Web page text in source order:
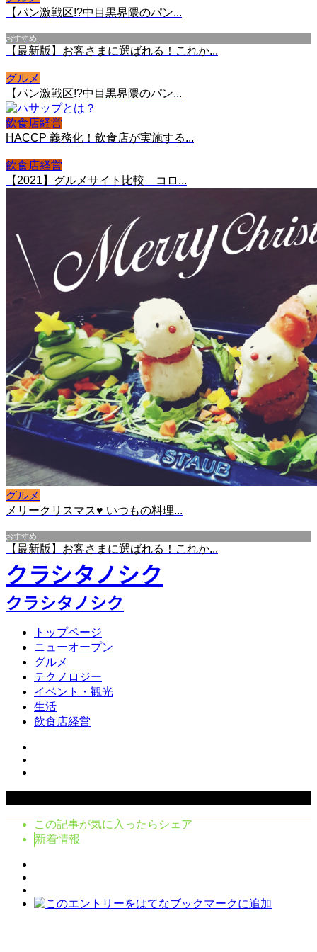
【パン激戦区!?中目黒界隈のパン...
おすすめ
【最新版】お客さまに選ばれる！これか...
グルメ
【パン激戦区!?中目黒界隈のパン...
飲食店経営
HACCP 義務化！飲食店が実施する...
飲食店経営
【2021】グルメサイト比較 コロ...
グルメ
メリークリスマス♥ いつもの料理...
おすすめ
【最新版】お客さまに選ばれる！これか...
クラシタノシク
クラシタノシク
トップページ
ニューオープン
グルメ
テクノロジー
イベント・観光
生活
飲食店経営
この記事が気に入ったらシェア
新着情報